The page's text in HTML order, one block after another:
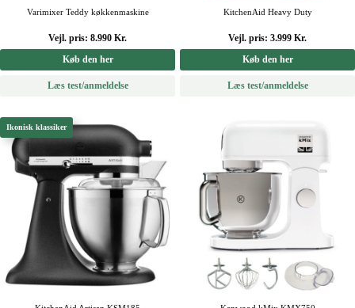
Varimixer Teddy køkkenmaskine
Vejl. pris: 8.990 Kr.
Køb den her
Læs test/anmeldelse
KitchenAid Heavy Duty
Vejl. pris: 3.999 Kr.
Køb den her
Læs test/anmeldelse
Ikonisk klassiker